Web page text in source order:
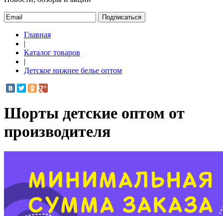
Подписаться
Главная
|
Каталог товаров
|
Детское нижнее белье оптом
Шорты детские оптом от
производителя